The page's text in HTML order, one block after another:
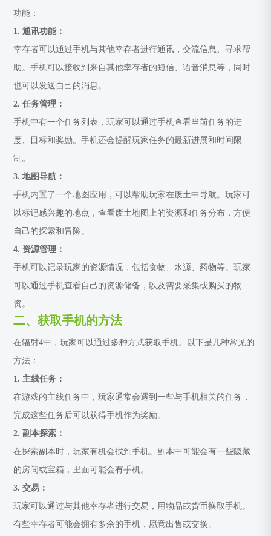
功能：
1. 通讯功能：
幸存者可以通过手机与其他幸存者进行通讯，交流信息、寻求帮
助。手机可以接收到来自其他幸存者的短信、语音消息等，同时
也可以发送自己的消息。
2. 任务管理：
手机中有一个任务列表，玩家可以通过手机查看当前任务的进
度、目标和奖励。手机还会提醒玩家任务的最新进展和时间限
制。
3. 地图导航：
手机内置了一个地图应用，可以帮助玩家在废土中导航。玩家可
以标记感兴趣的地点，查看废土地图上的资源和任务分布，方便
自己的探索和冒险。
4. 资源管理：
手机可以记录玩家的资源情况，包括食物、水源、药物等。玩家
可以通过手机查看自己的资源储备，以及需要采集或购买的物
资。
二、获取手机的方法
在辐射4中，玩家可以通过多种方式获取手机。以下是几种常见的
方法：
1. 主线任务：
在游戏的主线任务中，玩家通常会遇到一些与手机相关的任务，
完成这些任务后可以获得手机作为奖励。
2. 副本探索：
在探索副本时，玩家有机会找到手机。副本中可能会有一些隐藏
的房间或宝箱，里面可能会有手机。
3. 交易：
玩家可以通过与其他幸存者进行交易，用物品或货币换取手机。
有些幸存者可能会拥有多余的手机，愿意出售或交换。